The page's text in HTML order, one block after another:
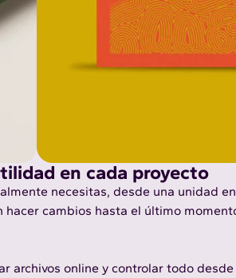
en cada proyecto
necesitas, desde una unidad
cambios hasta el último
online y controlar todo